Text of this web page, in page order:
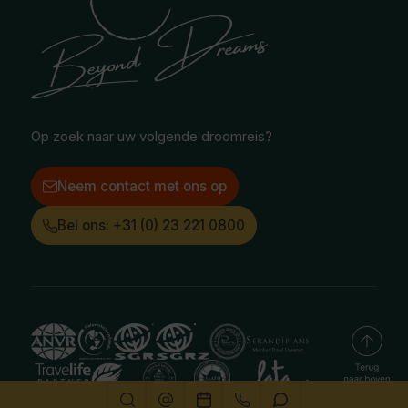
Poolgebied
Safari & Wildlife reizen
Selfdrive reizen
Treinreizen
Reisvoorwaarden
Vacatures
Facebook
Instagram
Op zoek naar uw volgende droomreis?
Neem contact met ons op
Bel ons: +31 (0) 23 221 0800